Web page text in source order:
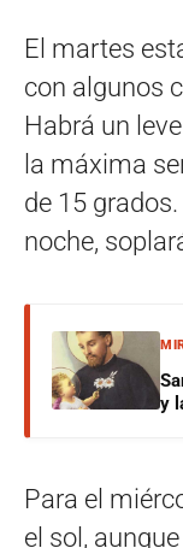
El martes
con algunos
Habrá un
la máxima
de 15
noche,
y
Para el
el sol,